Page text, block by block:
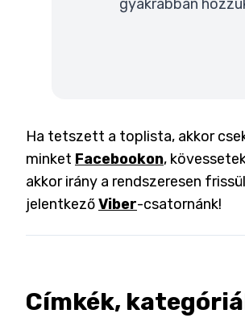
gyakrabban
Ha tetszett a toplista, akkor
minket Facebookon,
akkor irány a rendszeresen
jelentkezőViber-csatornánk!
Címkék,